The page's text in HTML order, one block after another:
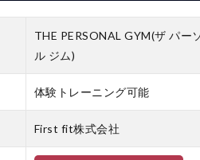
THE PERSONAL GYM(ザ パー
ル ジム)
体験トレーニング可能
First fit株式会社